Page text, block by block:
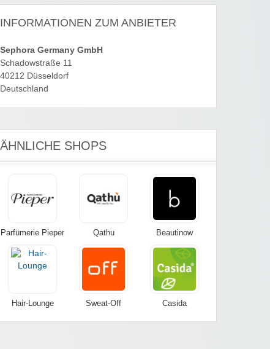
INFORMATIONEN ZUM ANBIETER
Sephora Germany GmbH
Schadowstraße 11
40212 Düsseldorf
Deutschland
ÄHNLICHE SHOPS
Parfümerie Pieper Qathu Beautinow
Hair-Lounge Sweat-Off Casida